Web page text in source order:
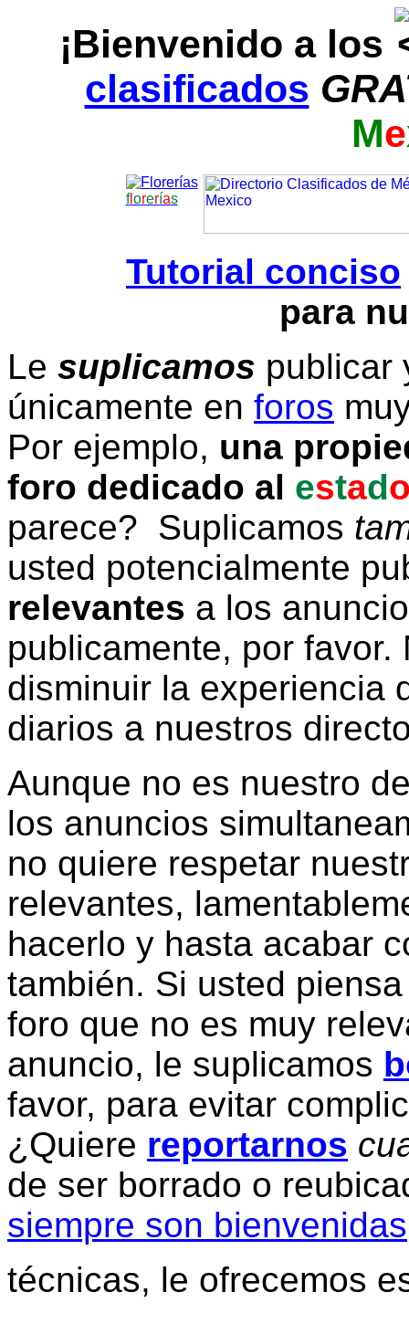
¡Bienvenido a los
clasificados
Me
florerías
Tutorial conciso
para
Le suplicamos publicar
únicamente en foros
Por ejemplo, una
foro dedicado al estad
parece? Suplicamos
usted potencialmente
relevantes a los
publicamente, por
disminuir la experiencia
diarios a nuestros
Aunque no es nuestro
los anuncios
no quiere respetar
relevantes,
hacerlo y hasta acabar
también. Si usted
foro que no es muy
anuncio, le suplicamos
favor, para evitar
¿Quiere reportarnos
de ser borrado o
siempre son bienvenidas
técnicas, le ofrecemos